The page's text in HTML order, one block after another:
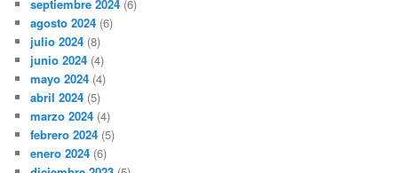
septiembre 2024 (6)
agosto 2024 (6)
julio 2024 (8)
junio 2024 (4)
mayo 2024 (4)
abril 2024 (5)
marzo 2024 (4)
febrero 2024 (5)
enero 2024 (6)